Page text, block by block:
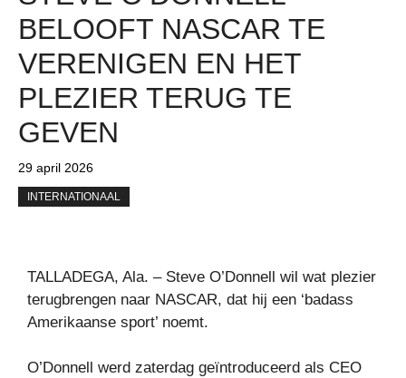
BELOOFT NASCAR TE
VERENIGEN EN HET
PLEZIER TERUG TE
GEVEN
29 april 2026
INTERNATIONAAL
TALLADEGA, Ala. – Steve O’Donnell wil wat plezier
terugbrengen naar NASCAR, dat hij een ‘badass
Amerikaanse sport’ noemt.
O’Donnell werd zaterdag geïntroduceerd als CEO